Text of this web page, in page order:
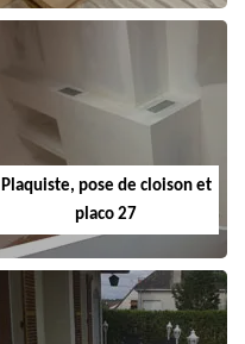
Plaquiste, pose de cloison et
placo 27